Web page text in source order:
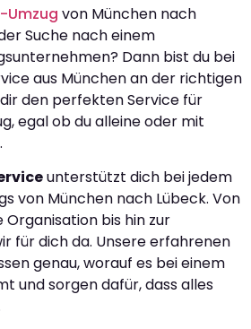
Umzug von München nach
Suche nach einem
Dann bist du bei
aus München an der richtigen
den perfekten Service für
egal ob du alleine oder mit
unterstützt dich bei jedem
von München nach Lübeck. Von
Organisation bis hin zur
für dich da. Unsere erfahrenen
genau, worauf es bei einem
und sorgen dafür, dass alles